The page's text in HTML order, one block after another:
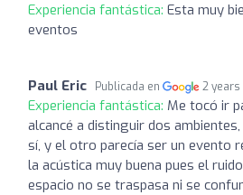
Experiencia fantástica: Esta muy
eventos
Paul Eric Publicada en 2 years
Experiencia fantástica: Me tocó ir
alcancé a distinguir dos
sí, y el otro parecía ser un evento
la acústica muy buena pues el
espacio no se traspasa ni se